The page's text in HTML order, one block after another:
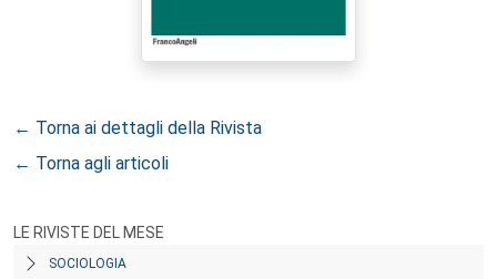
← Torna ai dettagli della Rivista
← Torna agli articoli
LE RIVISTE DEL MESE
SOCIOLOGIA